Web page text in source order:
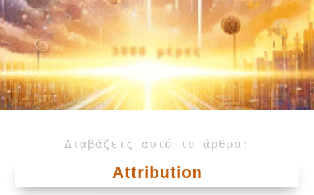
3000 μέρες
Διαβάζεις αυτό το άρθρο:
Attribution